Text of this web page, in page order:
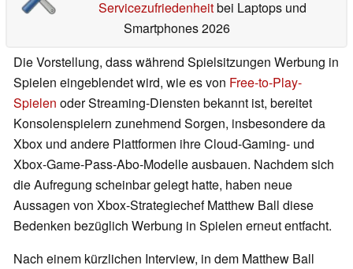
Servicezufriedenheitbei Laptops und
Smartphones 2026
Die Vorstellung, dass während Spielsitzungen Werbung in
Spielen eingeblendet wird, wie es von Free-to-Play-
Spielen oder Streaming-Diensten bekannt ist, bereitet
Konsolenspielern zunehmend Sorgen, insbesondere da
Xbox und andere Plattformen ihre Cloud-Gaming- und
Xbox-Game-Pass-Abo-Modelle ausbauen. Nachdem sich
die Aufregung scheinbar gelegt hatte, haben neue
Aussagen von Xbox-Strategiechef Matthew Ball diese
Bedenken bezüglich Werbung in Spielen erneut entfacht.
Nach einem kürzlichen Interview, in dem Matthew Ball